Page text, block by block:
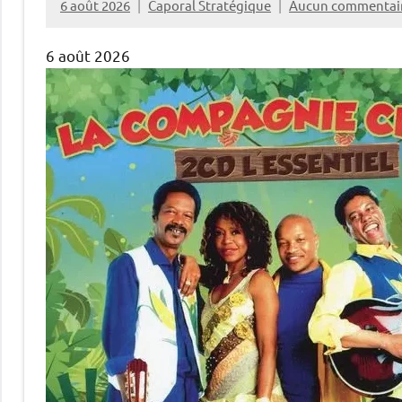
6 août 2026 Caporal Stratégique Aucun
6 août 2026